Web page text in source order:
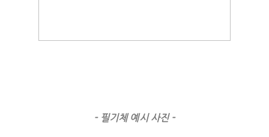
- 필기체 예시 사진 -